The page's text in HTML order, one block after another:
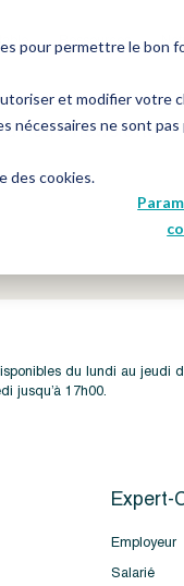
pour permettre le bon
et modifier votre
ne sont
des cookies.
Ressources
notre newsletter !
du lundi au jeudi
jusqu’à 17h00.
Expert-
Employeur
Salarié